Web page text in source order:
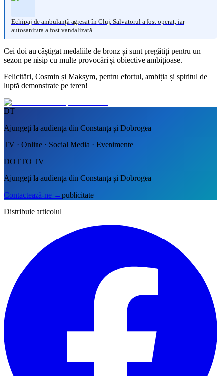
Echipaj de ambulanță agresat în Cluj. Salvatorul a fost operat, iar
autosanitara a fost vandalizată
Cei doi au câștigat medaliile de bronz și sunt pregătiți pentru un
sezon pe nisip cu multe provocări și obiective ambițioase.
Felicitări, Cosmin și Maksym, pentru efortul, ambiția și spiritul de
luptă demonstrate pe teren!
DT
Ajungeți la audiența din Constanța și Dobrogea
TV · Online · Social Media · Evenimente
DOTTO TV
Ajungeți la audiența din Constanța și Dobrogea
Contactează-ne →publicitate
Distribuie articolul